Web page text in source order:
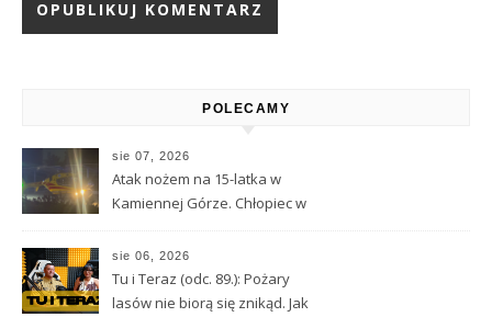
POLECAMY
sie 07, 2026
Atak nożem na 15-latka w
Kamiennej Górze. Chłopiec w
przetransportowany
śmigłowcem LPR
sie 06, 2026
Tu i Teraz (odc. 89.): Pożary
lasów nie biorą się znikąd. Jak